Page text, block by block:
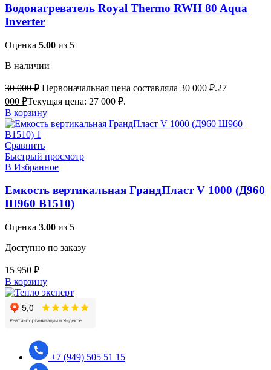
Водонагреватель Royal Thermo RWH 80 Aqua
Inverter
Оценка 5.00 из 5
В наличии
30 000₽ Первоначальная цена составляла 30 000 ₽.27
000 ₽Текущая цена: 27 000 ₽.
В корзину
Сравнить
Быстрый просмотр
В Избранное
Емкость вертикальная ГрандПласт V 1000 (Д960
Ш960 В1510)
Оценка 3.00 из 5
Доступно по заказу
15 950 ₽
В корзину
+7 (949) 505 51 15